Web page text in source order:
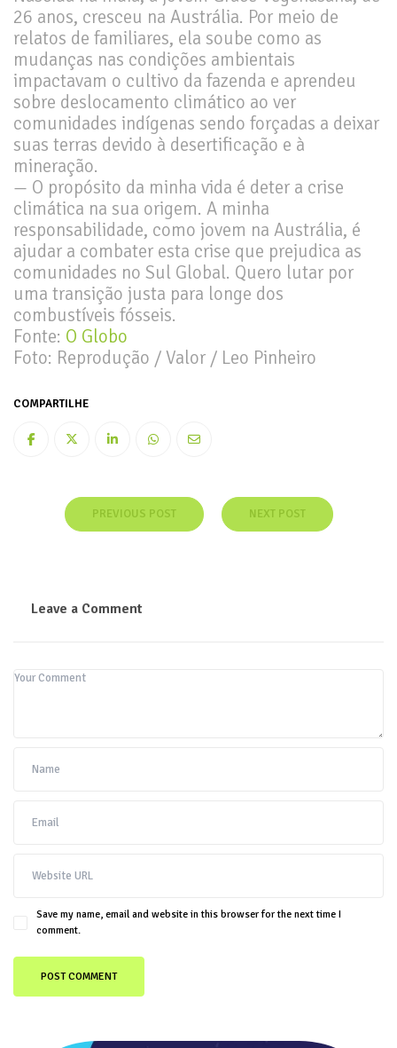
26 anos, cresceu na Austrália. Por meio de
relatos de familiares, ela soube como as
mudanças nas condições ambientais
impactavam o cultivo da fazenda e aprendeu
sobre deslocamento climático ao ver
comunidades indígenas sendo forçadas a deixar
suas terras devido à desertificação e à
mineração.
— O propósito da minha vida é deter a crise
climática na sua origem. A minha
responsabilidade, como jovem na Austrália, é
ajudar a combater esta crise que prejudica as
comunidades no Sul Global. Quero lutar por
uma transição justa para longe dos
combustíveis fósseis.
Fonte: O Globo
Foto: Reprodução / Valor / Leo Pinheiro
COMPARTILHE
PREVIOUS POST NEXT POST
Leave a Comment
Save my name, email and website in this browser for the next time I
comment.